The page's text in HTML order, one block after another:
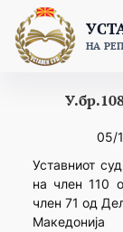
content
НА
05/
Уставниот
на член 110
член 71 од